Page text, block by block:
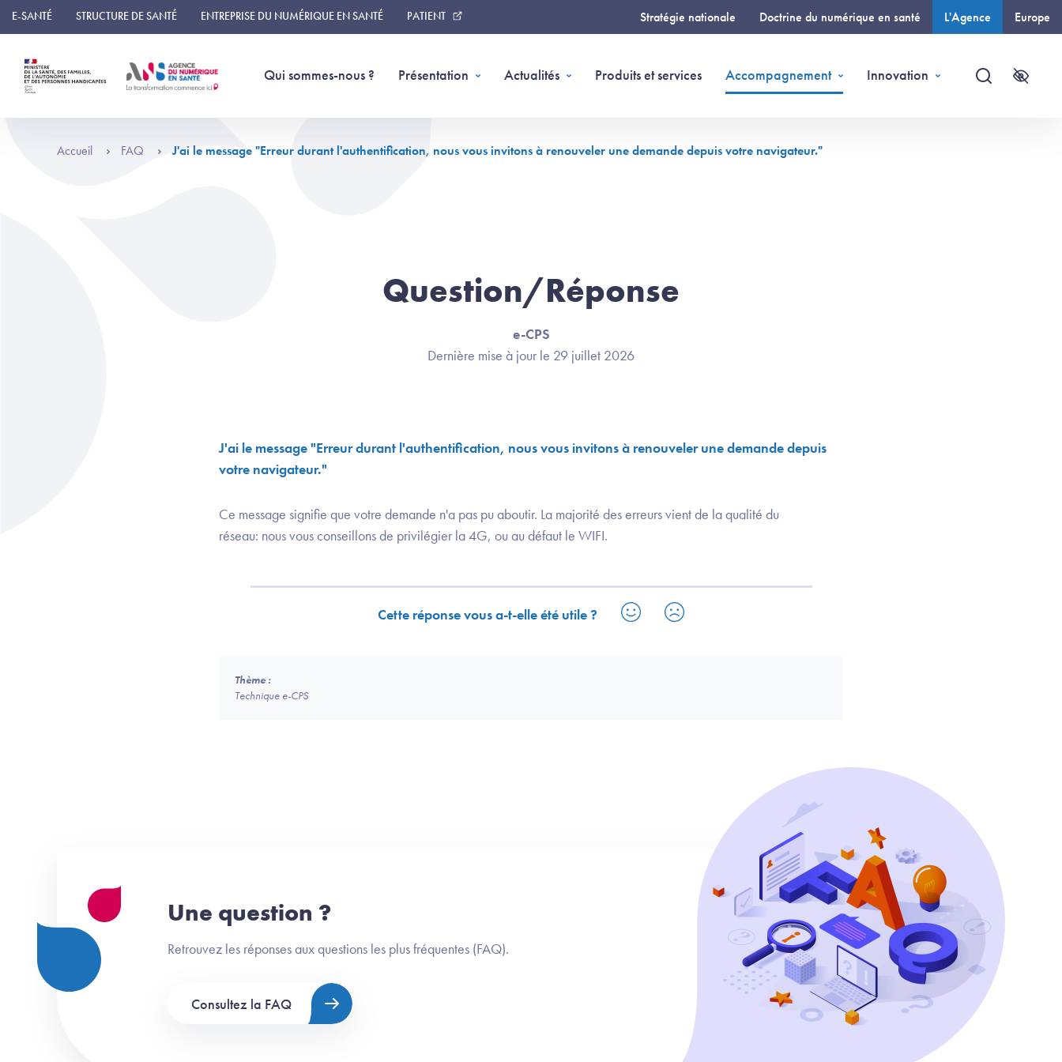
Panneau de gestion des cookies
E-SANTÉ STRUCTURE DE SANTÉ ENTREPRISE DU NUMÉRIQUE EN SANTÉ PATIENT Stratégie nationale Doctrine du numérique en santé L'Agence Europe
Qui sommes-nous ? Présentation Actualités Produits et services Accompagnement Innovation
Recherche
Accueil FAQ J'ai le message "Erreur durant l'authentification, nous vous invitons à renouveler une demande depuis votre navigateur."
Question/Réponse
e-CPS
Dernière mise à jour le 29 juillet 2026
J'ai le message "Erreur durant l'authentification, nous vous invitons à renouveler une demande depuis
votre navigateur."
Ce message signifie que votre demande n'a pas pu aboutir. La majorité des erreurs vient de la qualité du
réseau: nous vous conseillons de privilégier la 4G, ou au défaut le WIFI.
Cette réponse vous a-t-elle été utile ?
Thème :
Technique e-CPS
Une question ?
Retrouvez les réponses aux questions les plus fréquentes (FAQ).
Consultez la FAQ